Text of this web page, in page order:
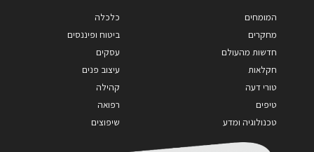
המומחים
מחקרים
חדשות מהעולם
חקלאות
טורי דעה
טיפים
טכנולוגיה ומדע
כלכלה
ביטוח ופיננסים
עסקים
עיצוב פנים
קהילה
רפואה
שיפוצים